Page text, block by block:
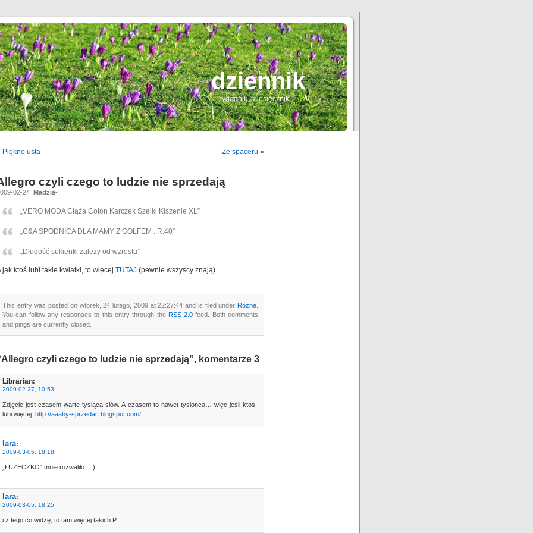
dziennik
tygodnik, miesięcznik…
Piękne usta Ze spaceru »
czyli czego to ludzie nie sprzedają
02-24 Madzia-
„VERO MODA Ciąża Coton Karczek Szelki Kiszenie XL”
„C&A SPÓDNICA DLA MAMY Z GOLFEM ..R.40”
„Długość sukienki zależy od wzrostu”
jak ktoś lubi takie kwiatki, to więcej TUTAJ (pewnie wszyscy znają).
This entry was posted on wtorek, 24 lutego, 2009 at 22:27:44 and is filed under Różne
You can follow any responses to this entry through the RSS 2.0 feed. Both comments
and pings are currently closed.
czyli czego to ludzie nie sprzedają”, komentarze 3
Librarian:
2009-02-27, 10:53
Zdjęcie jest czasem warte tysiąca słów. A czasem to nawet tysionca… więc jeśli ktoś
lubi więcej: http://aaaby-sprzedac.blogspot.com/
lara:
2009-03-05, 18:18
„ŁUŻECZKO” mnie rozwaliło…;)
lara:
2009-03-05, 18:25
i z tego co widzę, to tam więcej takich:P